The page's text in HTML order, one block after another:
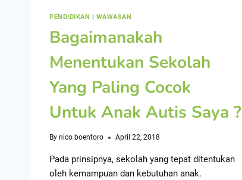
PENDIDIKAN WAWASAN
Bagaimanakah
Menentukan Sekolah
Yang Paling Cocok
Untuk Anak Autis Saya ?
By nico boentoro April 22, 2018
Pada prinsipnya, sekolah yang tepat ditentukan
oleh kemampuan dan kebutuhan anak.